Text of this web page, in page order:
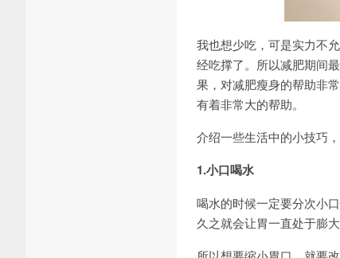
我也想少吃，可是实力不
经吃撑了。所以减肥期间
果，对减肥瘦身的帮助非
有着非常大的帮助。
介绍一些生活中的小技巧，
1.小口喝水
喝水的时候一定要分次小
久之就会让胃一直处于膨